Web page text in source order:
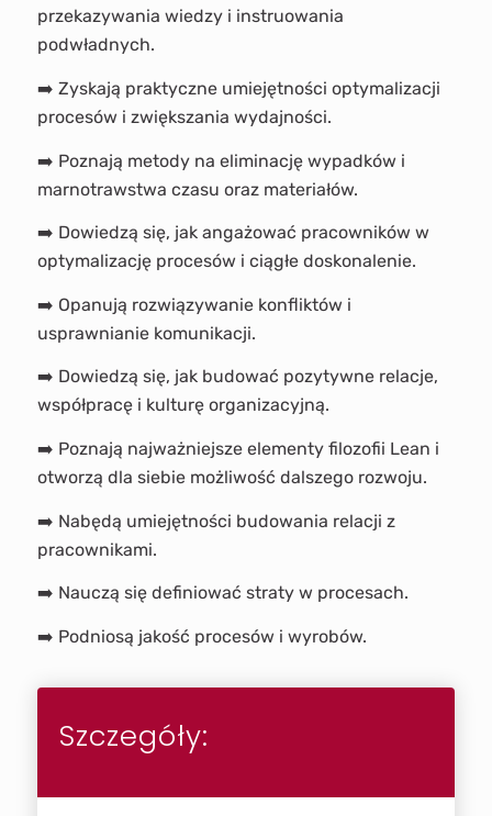
przekazywania wiedzy i instruowania
podwładnych.
➡️ Zyskają praktyczne umiejętności optymalizacji
procesów i zwiększania wydajności.
➡️ Poznają metody na eliminację wypadków i
marnotrawstwa czasu oraz materiałów.
➡️ Dowiedzą się, jak angażować pracowników w
optymalizację procesów i ciągłe doskonalenie.
➡️ Opanują rozwiązywanie konfliktów i
usprawnianie komunikacji.
➡️ Dowiedzą się, jak budować pozytywne relacje,
współpracę i kulturę organizacyjną.
➡️ Poznają najważniejsze elementy filozofii Lean i
otworzą dla siebie możliwość dalszego rozwoju.
➡️ Nabędą umiejętności budowania relacji z
pracownikami.
➡️ Nauczą się definiować straty w procesach.
➡️ Podniosą jakość procesów i wyrobów.
Szczegóły: